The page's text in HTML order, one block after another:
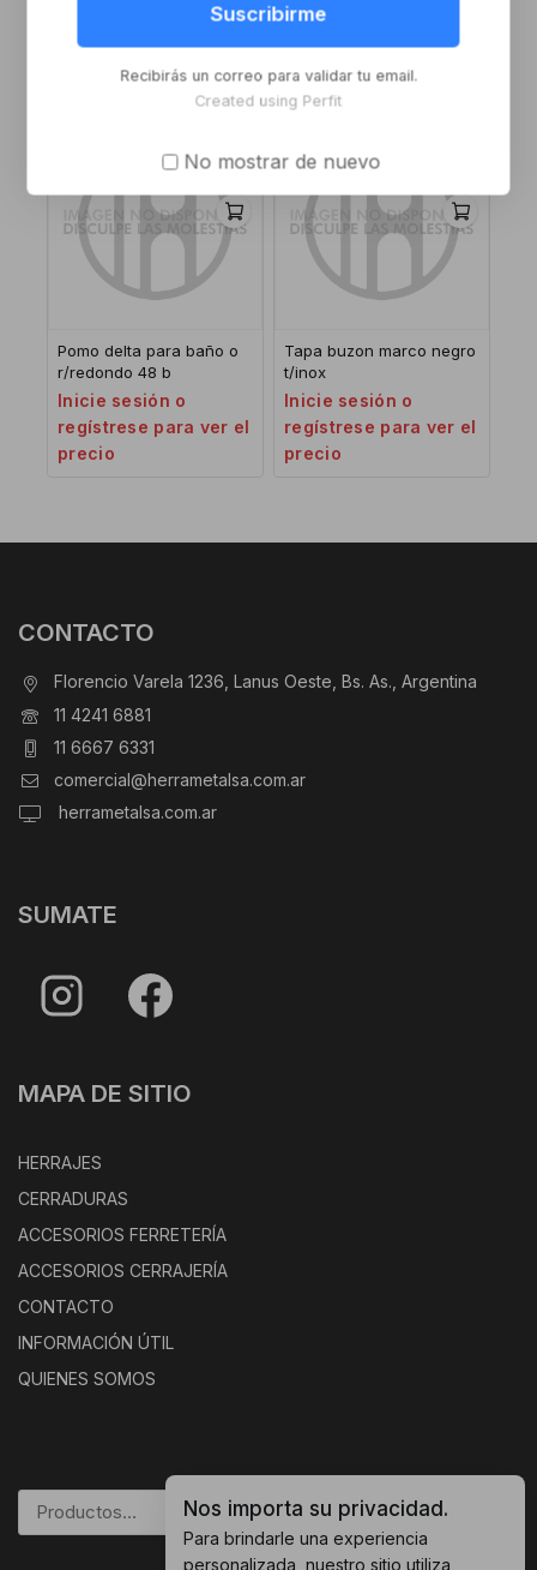
regístrese para ver el
Inicie sesión o
regístrese para ver el
precio
Pomo delta para baño o
r/redondo 48 b
Inicie sesión o
regístrese para ver el
precio
Tapa buzon marco negro
t/inox
Inicie sesión o
regístrese para ver el
precio
CONTACTO
Florencio Varela 1236, Lanus Oeste, Bs. As., Argentina
11 4241 6881
11 6667 6331
comercial@herrametalsa.com.ar
herrametalsa.com.ar
SUMATE
MAPA DE SITIO
HERRAJES
CERRADURAS
ACCESORIOS FERRETERÍA
ACCESORIOS CERRAJERÍA
CONTACTO
INFORMACIÓN ÚTIL
QUIENES SOMOS
BUSCAR
Suscribirme
Recibirás un correo para validar tu email.
Created using Perfit
No mostrar de nuevo
Nos importa su privacidad.
Para brindarle una experiencia
personalizada, nuestro sitio utiliza